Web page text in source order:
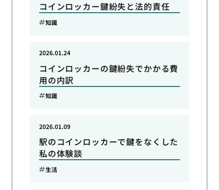
コインロッカー鍵紛失と法的責任
知識
コインロッカーの鍵紛失でかかる費
用の内訳
2026.01.24
知識
駅のコインロッカーで鍵をなくした
私の体験談
2026.01.09
生活